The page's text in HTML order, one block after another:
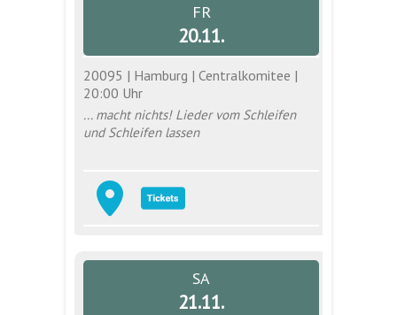
FR
20.11.
20095 | Hamburg | Centralkomitee |
20:00 Uhr
... macht nichts! Lieder vom Schleifen
und Schleifen lassen
SA
21.11.